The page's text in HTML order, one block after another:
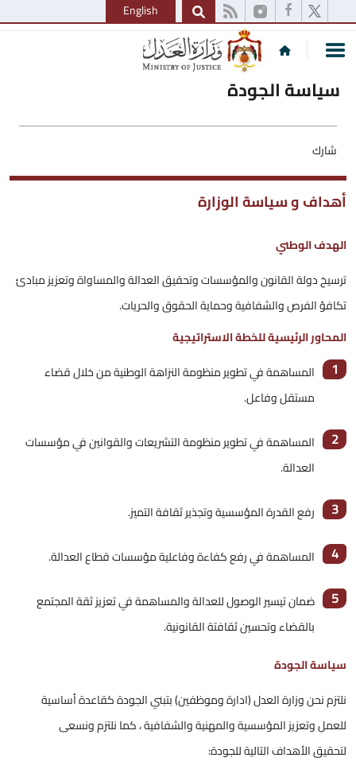
English
الجودة
و سياسة الوزارة
القانون والمؤسسات وتحقيق العدالة والمساواة وتعزيز مبادئ
والشفافية وحماية الحقوق والحريات.
للخطة الاستراتيجية
في تطوير منظومة النزاهة الوطنية من خلال قضاء
وفاعل.
في تطوير منظومة التشريعات والقوانين في مؤسسات
القدرة المؤسسية وتجذير ثقافة التميز.
في رفع كفاءة وفاعلية مؤسسات قطاع العدالة.
تيسير الوصول للعدالة والمساهمة في تعزيز ثقة المجتمع
وتحسين ثقافتة القانونية.
وزارة العدل (ادارة وموظفين) بتبني الجودة كقاعدة أساسية
المؤسسية والمهنية والشفافية ، كما نلتزم ونسعى
التالية للجودة: